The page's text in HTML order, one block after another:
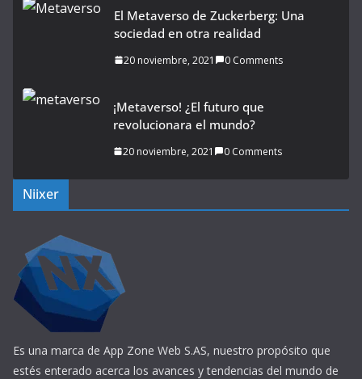
El Metaverso de Zuckerberg: Una
sociedad en otra realidad
20 noviembre, 2021 0 Comments
¡Metaverso! ¿El futuro que
revolucionara el mundo?
20 noviembre, 2021 0 Comments
Niixer
Es una marca de App Zone Web S.AS, nuestro propósito que
estés enterado acerca los avances y tendencias del mundo de